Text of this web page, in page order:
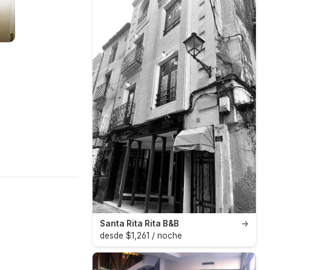
→
Santa Rita Rita B&B
desde $1,261 / noche